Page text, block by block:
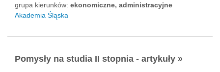
grupa kierunków: ekonomiczne, administracyjne
Akademia Śląska
Pomysły na studia II stopnia - artykuły »